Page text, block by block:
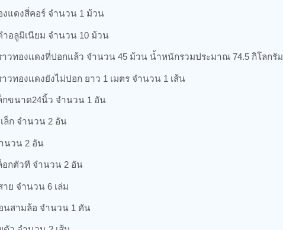
งแดงสี่คอร์ จำนวน 1 ม้วน
ำอลูมิเนียม จำนวน 10 ม้วน
าวทองแดงที่ปอกแล้ว จำนวน 45 ม้วน น้ำหนักรวมประมาณ 74.5 กิโลกรัม
วทองแดงยังไม่ปอก ยาว 1 เมตร จำนวน 1 เส้น
กขนาด24นิ้ว จำนวน 1 อัน
ล็ก จำนวน 2 อัน
นวน 2 อัน
อกตัวที จำนวน 2 อัน
าย จำนวน 6 เล่ม
อนสามล้อ จำนวน 1 คัน